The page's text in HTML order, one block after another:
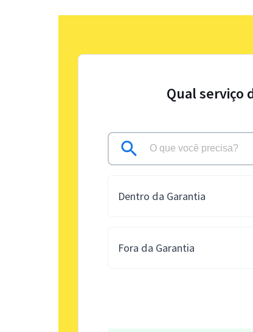
Qual serviço
Dentro da Garantia
Fora da Garantia